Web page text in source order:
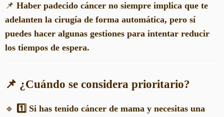
📌 Haber padecido cáncer no siempre implica que te
adelanten la cirugía de forma automática, pero sí
puedes hacer algunas gestiones para intentar reducir
los tiempos de espera.
📌 ¿Cuándo se considera prioritario?
🔹
1️⃣ Si has tenido cáncer de mama y necesitas una